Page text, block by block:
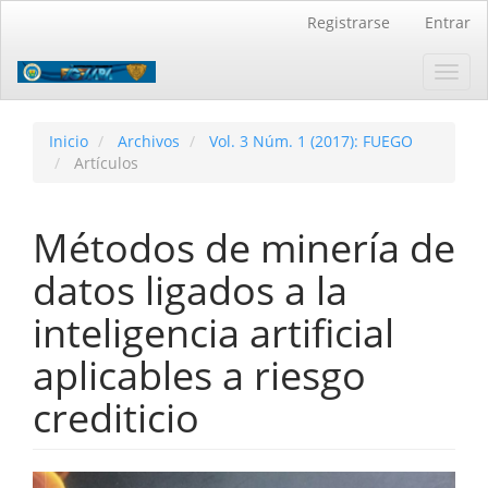
principal
Barra
Registrarse Entrar
Inicio Archivos
Vol. 3 Núm. 1 (2017): FUEGO
Artículos
Métodos de minería de
datos ligados a la
inteligencia artificial
aplicables a riesgo
crediticio